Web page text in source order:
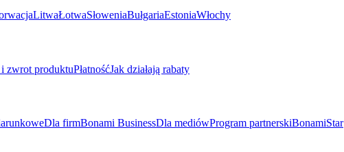
LitwaŁotwaSłoweniaBułgariaEstoniaWłochy
zwrot produktuPłatnośćJak działają rabaty
Dla firmBonami BusinessDla mediówProgram partnerskiBonamiStar